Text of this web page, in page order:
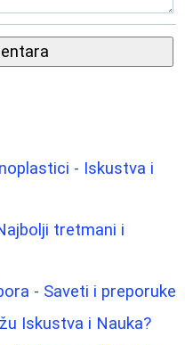
- Iskustva i
tretmani i
- Saveti i preporuke
Iskustva i Nauka?